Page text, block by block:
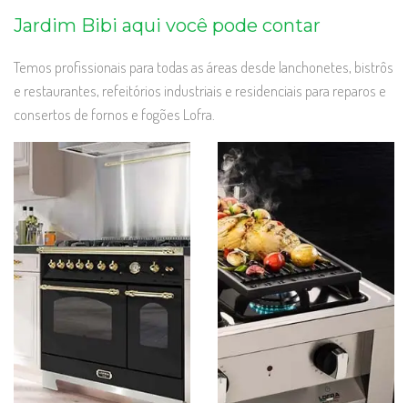
Jardim Bibi aqui você pode contar
Temos profissionais para todas as áreas desde lanchonetes, bistrôs
e restaurantes, refeitórios industriais e residenciais para reparos e
consertos de fornos e fogões Lofra.